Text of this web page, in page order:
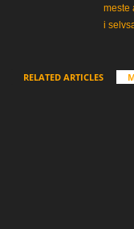
meste
i
RELATED ARTICLES